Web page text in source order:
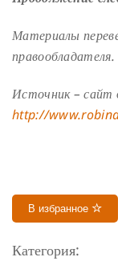
Материалы
правообладателя.
Источник –
http://
В избранное
Категория: